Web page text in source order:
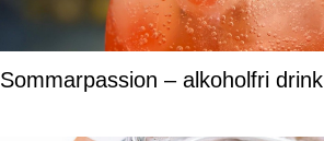
Sommarpassion – alkoholfri drink